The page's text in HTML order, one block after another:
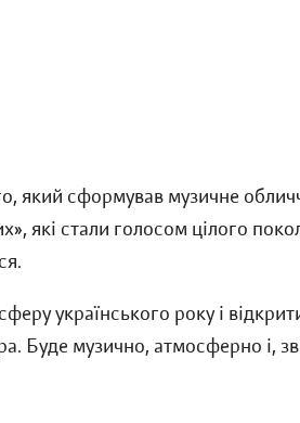
який сформував музичне
які стали голосом цілого
українського року і
Буде музично, атмосферно і,